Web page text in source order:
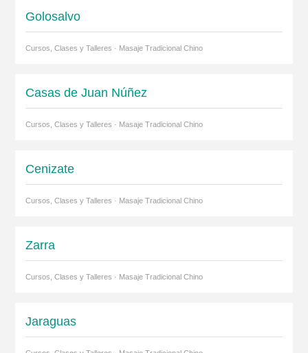
Golosalvo
Cursos, Clases y Talleres · Masaje Tradicional Chino
Casas de Juan Núñez
Cursos, Clases y Talleres · Masaje Tradicional Chino
Cenizate
Cursos, Clases y Talleres · Masaje Tradicional Chino
Zarra
Cursos, Clases y Talleres · Masaje Tradicional Chino
Jaraguas